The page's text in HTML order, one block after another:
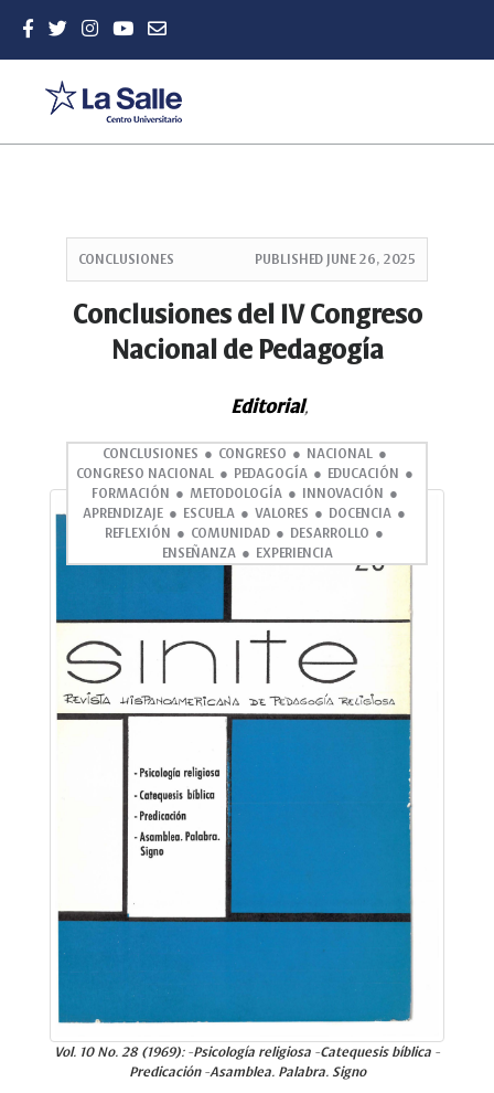
Sidebar
CONCLUSIONES PUBLISHED JUNE 26, 2025
Conclusiones del IV Congreso
Nacional de Pedagogía
Editorial,
CONCLUSIONES CONGRESO
NACIONAL
CONGRESO NACIONAL
PEDAGOGÍA
EDUCACIÓN
FORMACIÓN
METODOLOGÍA
INNOVACIÓN
APRENDIZAJE
ESCUELA VALORES
DOCENCIA
REFLEXIÓN
COMUNIDAD
DESARROLLO
ENSEÑANZA
EXPERIENCIA
Vol. 10 No. 28 (1969): -Psicología religiosa -Catequesis bíblica -
Predicación -Asamblea. Palabra. Signo